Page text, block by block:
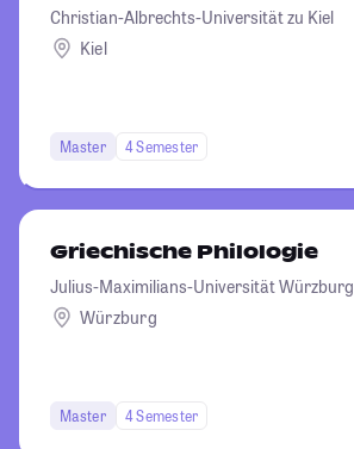
Christian-Albrechts-Universität zu Kiel
Kiel
Master 4 Semester
Griechische Philologie
Julius-Maximilians-Universität Würzburg
Würzburg
Master 4 Semester